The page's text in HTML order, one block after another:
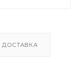
ДОСТАВКА